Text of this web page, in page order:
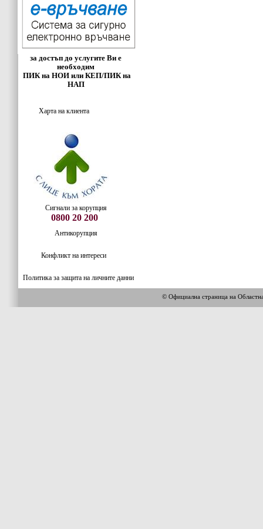
за достъп до услугите Ви е
необходим
ПИК на НОИ или КЕП/ПИК на
НАП
Харта на клиента
Сигнали за корупция
0800 20 200
Антикорупция
Конфликт на интереси
Политика за защита на личните данни
© Официална страница на